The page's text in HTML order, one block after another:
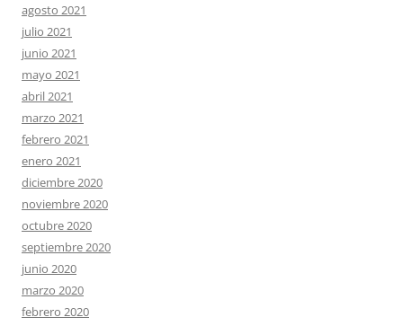
agosto 2021
julio 2021
junio 2021
mayo 2021
abril 2021
marzo 2021
febrero 2021
enero 2021
diciembre 2020
noviembre 2020
octubre 2020
septiembre 2020
junio 2020
marzo 2020
febrero 2020